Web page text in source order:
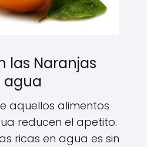
las Naranjas
agua
aquellos alimentos
reducen el apetito.
ricas en agua es sin